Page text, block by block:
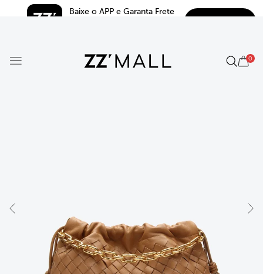
Baixe o APP e Garanta Frete
0